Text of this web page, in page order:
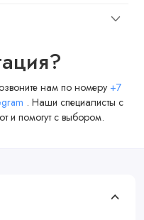
нам по номеру +7
. Наши специалисты с
и помогут с выбором.